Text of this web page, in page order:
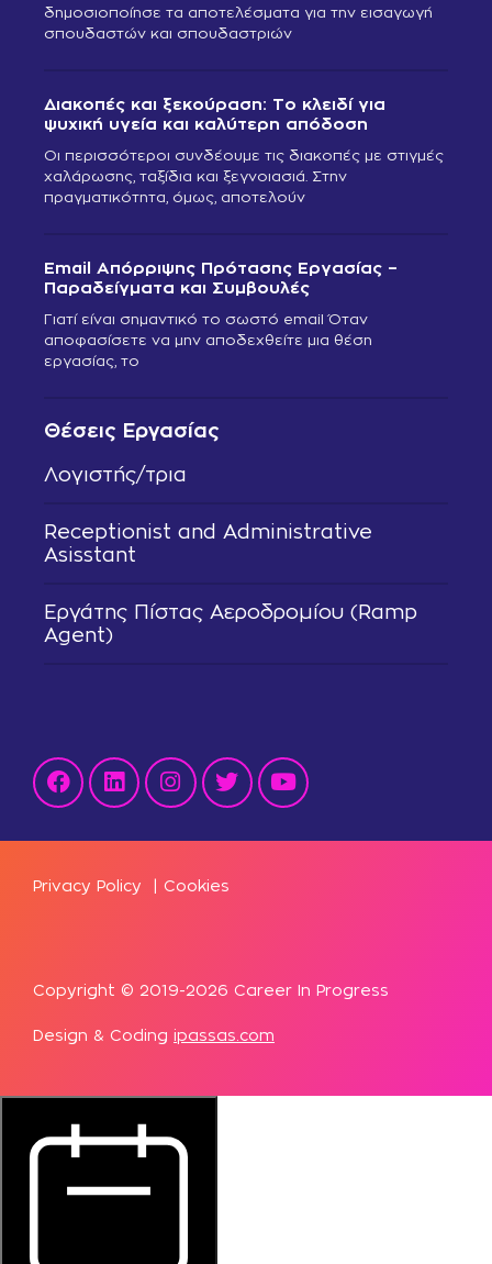
Θέσεις Εργασίας
Λογιστής/τρια
Receptionist and Administrative
Asisstant
Εργάτης Πίστας Αεροδρομίου (Ramp
Agent)
δημοσιοποίησε τα αποτελέσματα για την εισαγωγή
σπουδαστών και σπουδαστριών
Διακοπές και ξεκούραση: Το κλειδί για
ψυχική υγεία και καλύτερη απόδοση
Οι περισσότεροι συνδέουμε τις διακοπές με στιγμές
χαλάρωσης, ταξίδια και ξεγνοιασιά. Στην
πραγματικότητα, όμως, αποτελούν
Email Απόρριψης Πρότασης Εργασίας –
Παραδείγματα και Συμβουλές
Γιατί είναι σημαντικό το σωστό email Όταν
αποφασίσετε να μην αποδεχθείτε μια θέση
εργασίας, το
Copyright © 2019-2026 Career In Progress
Design & Coding ipassas.com
Privacy Policy Cookies